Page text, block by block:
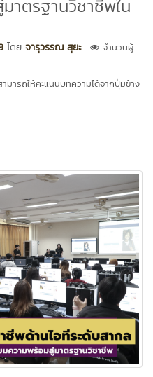
าตรฐานวิชาชีพใน
โดย จารุวรรณ สุยะ
จำนวนผู้
มารถให้คะแนนบทความได้จากปุ่มข้าง